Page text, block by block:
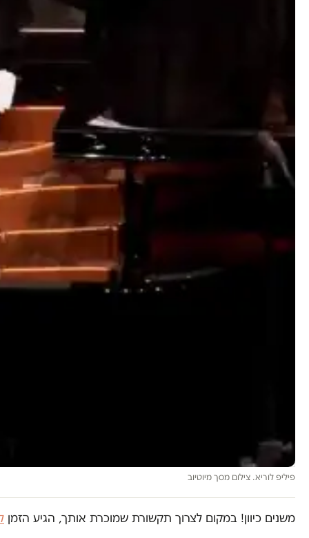
פיליפ לוריא. צילום מסך מיוטיוב
משנים כיוון! במקום לצרוך תקשורת שמוכרת אותך, הגיע הזמן